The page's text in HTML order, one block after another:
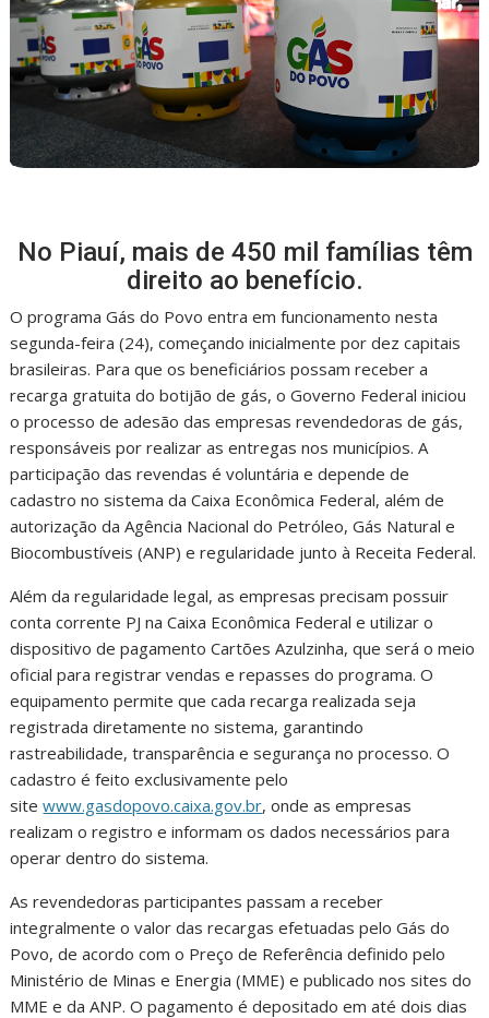
No Piauí, mais de 450 mil famílias têm
direito ao benefício.
O programa Gás do Povo entra em funcionamento nesta
segunda-feira (24), começando inicialmente por dez capitais
brasileiras. Para que os beneficiários possam receber a
recarga gratuita do botijão de gás, o Governo Federal iniciou
o processo de adesão das empresas revendedoras de gás,
responsáveis por realizar as entregas nos municípios. A
participação das revendas é voluntária e depende de
cadastro no sistema da Caixa Econômica Federal, além de
autorização da Agência Nacional do Petróleo, Gás Natural e
Biocombustíveis (ANP) e regularidade junto à Receita Federal.
Além da regularidade legal, as empresas precisam possuir
conta corrente PJ na Caixa Econômica Federal e utilizar o
dispositivo de pagamento Cartões Azulzinha, que será o meio
oficial para registrar vendas e repasses do programa. O
equipamento permite que cada recarga realizada seja
registrada diretamente no sistema, garantindo
rastreabilidade, transparência e segurança no processo. O
cadastro é feito exclusivamente pelo
sitewww.gasdopovo.caixa.gov.br, onde as empresas
realizam o registro e informam os dados necessários para
operar dentro do sistema.
As revendedoras participantes passam a receber
integralmente o valor das recargas efetuadas pelo Gás do
Povo, de acordo com o Preço de Referência definido pelo
Ministério de Minas e Energia (MME) e publicado nos sites do
MME e da ANP. O pagamento é depositado em até dois dias